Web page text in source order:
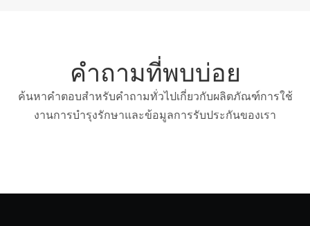
คำถามที่พบบ่อย
ค้นหาคำตอบสำหรับคำถามทั่วไปเกี่ยวกับผลิตภัณฑ์การใช้
งานการบำรุงรักษาและข้อมูลการรับประกันของเรา